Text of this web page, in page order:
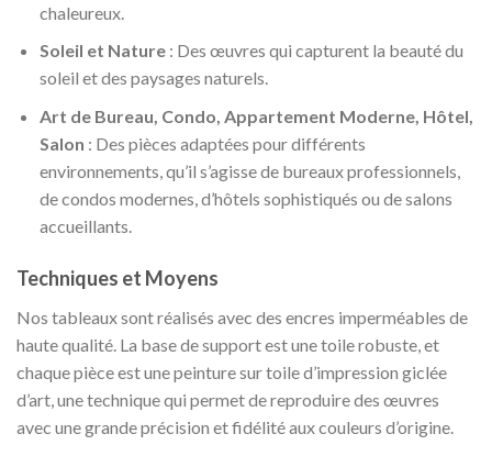
chaleureux.
Soleil et Nature: Des œuvres qui capturent la beauté du
soleil et des paysages naturels.
Art de Bureau, Condo, Appartement Moderne, Hôtel,
Salon : Des pièces adaptées pour différents
environnements, qu’il s’agisse de bureaux professionnels,
de condos modernes, d’hôtels sophistiqués ou de salons
accueillants.
Techniques et Moyens
Nos tableaux sont réalisés avec des encres imperméables de
haute qualité. La base de support est une toile robuste, et
chaque pièce est une peinture sur toile d’impression giclée
d’art, une technique qui permet de reproduire des œuvres
avec une grande précision et fidélité aux couleurs d’origine.